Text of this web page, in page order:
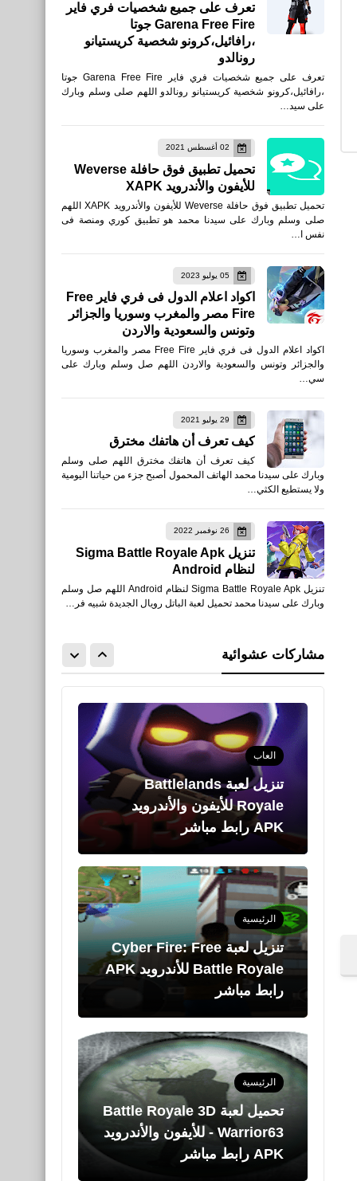
تعرف على جميع شخصيات فري فاير
Garena Free Fire جوتا
،رافائيل،كرونو شخصية كريستيانو
رونالدو
تعرف على جميع شخصيات فري فاير Garena Free Fire جوتا
،رافائيل،كرونو شخصية كريستيانو رونالدو اللهم صلى وسلم وبارك
على سيد…
02 أغسطس 2021
تحميل تطبيق فوق حافلة Weverse
للأيفون والأندرويد XAPK
تحميل تطبيق فوق حافلة Weverse للأيفون والأندرويد XAPK اللهم
صلى وسلم وبارك على سيدنا محمد هو تطبيق كوري ومنصة فى
نفس ا…
05 يوليو 2023
اكواد اعلام الدول فى فري فاير Free
Fire مصر والمغرب وسوريا والجزائر
وتونس والسعودية والاردن
اكواد اعلام الدول فى فري فاير Free Fire مصر والمغرب وسوريا
والجزائر وتونس والسعودية والاردن اللهم صل وسلم وبارك على
سي…
29 يوليو 2021
كيف تعرف أن هاتفك مخترق
كيف تعرف أن هاتفك مخترق اللهم صلى وسلم
وبارك على سيدنا محمد الهاتف المحمول أصبح جزء من حياتنا اليومية
ولا يستطيع الكثي…
26 نوفمبر 2022
تنزيل Sigma Battle Royale Apk
لنظام Android
تنزيل Sigma Battle Royale Apk لنظام Android اللهم صل وسلم
وبارك على سيدنا محمد تحميل لعبة الباتل رويال الجديدة شبيه فر…
مشاركات عشوائية
APK رابط مباشر
تنزيل لعبة Cyber Fire: Free
رابط مباشر
الرئيسية
تحميل لعبة Battle Royale 3D
- Warrior63‏ للأيفون والأندرويد
APK رابط مباشر
العاب
تنزيل لعبة Battle Royale:
FPS Shooter للأندرويد APK
رابط مباشر
العاب
رويال للأيفون والأندرويد APK
رابط مباشر
العاب
تنزيل لعبة Battlelands
Royale‏ للأيفون والأندرويد
APK رابط مباشر
الرئيسية
تنزيل لعبة Cyber Fire: Free
Battle Royale للأندرويد APK
رابط مباشر
الرئيسية
تحميل لعبة Battle Royale 3D
- Warrior63‏ للأيفون والأندرويد
APK رابط مباشر